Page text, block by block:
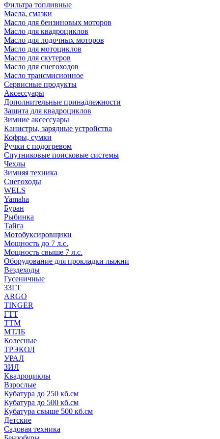
Фильтра топливные
Масла, смазки
Масло для бензиновых моторов
Масло для квадроциклов
Масло для лодочных моторов
Масло для мотоциклов
Масло для скутеров
Масло для снегоходов
Масло трансмисионное
Сервисные продукты
Аксессуары
Дополнительные принадлежности
Защита для квадроциклов
Зимние аксессуары
Канистры, зарядные устройства
Кофры, сумки
Ручки с подогревом
Спутниковые поисковые системы
Чехлы
Зимняя техника
Снегоходы
WELS
Yamaha
Буран
Рыбинка
Тайга
Мотобуксировщики
Мощность до 7 л.с.
Мощность свыше 7 л.с.
Оборудование для прокладки лыжни
Вездеходы
Гусеничные
ЗЗГТ
ARGO
TINGER
ГТТ
ТТМ
МТЛБ
Колесные
ТРЭКОЛ
УРАЛ
ЗИЛ
Квадроциклы
Взрослые
Кубатура до 250 кб.см
Кубатура до 500 кб.см
Кубатура свыше 500 кб.см
Детские
Садовая техника